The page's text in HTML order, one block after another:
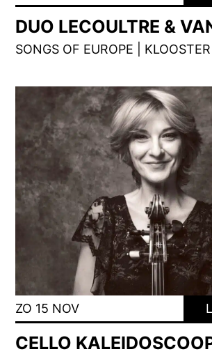
DUO LECOULTRE &
SONGS OF EUROPE |
ZO 15 NOV
CELLO KALEIDOSCOOP